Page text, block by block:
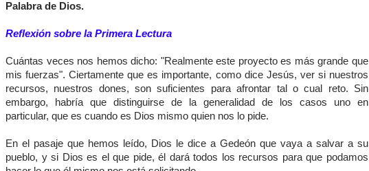
Palabra de Dios.
Reflexión sobre la Primera Lectura
Cuántas veces nos hemos dicho: "Realmente este proyecto es más grande que
mis fuerzas". Ciertamente que es importante, como dice Jesús, ver si nuestros
recursos, nuestros dones, son suficientes para afrontar tal o cual reto. Sin
embargo, habría que distinguirse de la generalidad de los casos uno en
particular, que es cuando es Dios mismo quien nos lo pide.
En el pasaje que hemos leído, Dios le dice a Gedeón que vaya a salvar a su
pueblo, y si Dios es el que pide, él dará todos los recursos para que podamos